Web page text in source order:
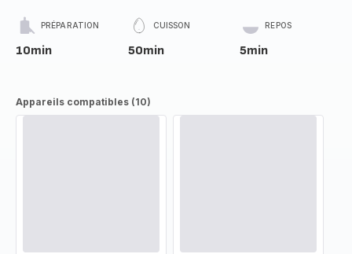
PRÉPARATION
10min
CUISSON
50min
REPOS
5min
Appareils compatibles (10)